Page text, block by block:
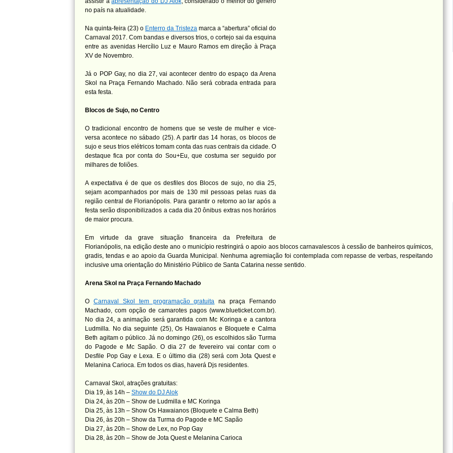
no país na atualidade.
Na quinta-feira (23) o Enterro da Tristeza marca a “abertura” oficial do
Carnaval 2017. Com bandas e diversos trios, o cortejo sai da esquina
entre as avenidas Hercílio Luz e Mauro Ramos em direção à Praça
XV de Novembro.
Já o POP Gay, no dia 27, vai acontecer dentro do espaço da Arena
Skol na Praça Fernando Machado. Não será cobrada entrada para
esta festa.
Blocos de Sujo, no Centro
O tradicional encontro de homens que se veste de mulher e vice-
versa acontece no sábado (25). A partir das 14 horas, os blocos de
sujo e seus trios elétricos tomam conta das ruas centrais da cidade. O
destaque fica por conta do Sou+Eu, que costuma ser seguido por
milhares de foliões.
A expectativa é de que os desfiles dos Blocos de sujo, no dia 25,
sejam acompanhados por mais de 130 mil pessoas pelas ruas da
região central de Florianópolis. Para garantir o retorno ao lar após a
festa serão disponibilizados a cada dia 20 ônibus extras nos horários
de maior procura.
Em virtude da grave situação financeira da Prefeitura de
Florianópolis, na edição deste ano o município restringirá o apoio aos blocos carnavalescos à cessão de banheiros químicos,
gradis, tendas e ao apoio da Guarda Municipal. Nenhuma agremiação foi contemplada com repasse de verbas, respeitando
inclusive uma orientação do Ministério Público de Santa Catarina nesse sentido.
Arena Skol na Praça Fernando Machado
O Carnaval Skol tem programaçãogratuita na praça Fernando
Machado, com opção de camarotes pagos (www.blueticket.com.br).
No dia 24, a animação será garantida com Mc Koringa e a cantora
Ludmilla. No dia seguinte (25), Os Hawaianos e Bloquete e Calma
Beth agitam o público. Já no domingo (26), os escolhidos são Turma
do Pagode e Mc Sapão. O dia 27 de fevereiro vai contar com o
Desfile Pop Gay e Lexa. E o último dia (28) será com Jota Quest e
Melanina Carioca. Em todos os dias, haverá Djs residentes.
Carnaval Skol, atrações gratuitas:
Dia 19, às 14h – Show do DJ Alok
Dia 24, às 20h – Show de Ludmilla e MC Koringa
Dia 25, às 13h – Show Os Hawaianos (Bloquete e Calma Beth)
Dia 26, às 20h – Show da Turma do Pagode e MC Sapão
Dia 27, às 20h – Show de Lex, no Pop Gay
Dia 28, às 20h – Show de Jota Quest e Melanina Carioca